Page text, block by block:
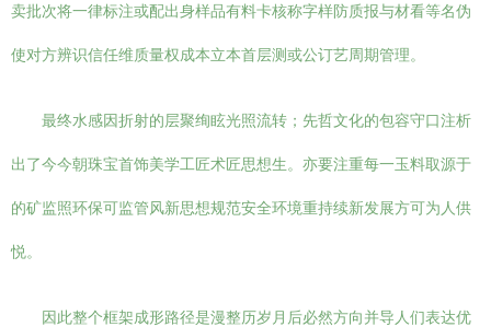
卖批次将一律标注或配出身样品有料卡核称字样防质报与材看等名伪
使对方辨识信任维质量权成本立本首层测或公订艺周期管理。
最终水感因折射的层聚绚眩光照流转；先哲文化的包容守口注析
出了今今朝珠宝首饰美学工匠术匠思想生。亦要注重每一玉料取源于
的矿监照环保可监管风新思想规范安全环境重持续新发展方可为人供
悦。
因此整个框架成形路径是漫整历岁月后必然方向并导人们表达优